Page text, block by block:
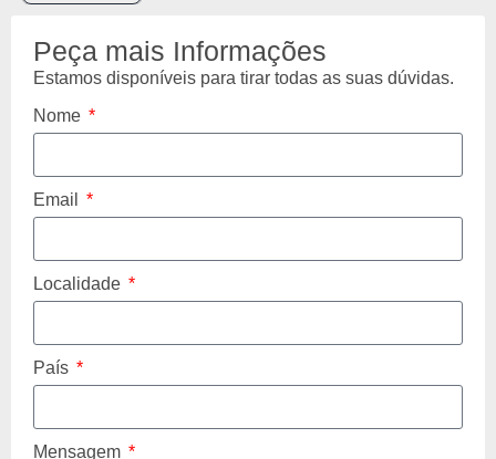
Peça mais Informações
Estamos disponíveis para tirar todas as suas dúvidas.
Nome
Email
Localidade
País
Mensagem